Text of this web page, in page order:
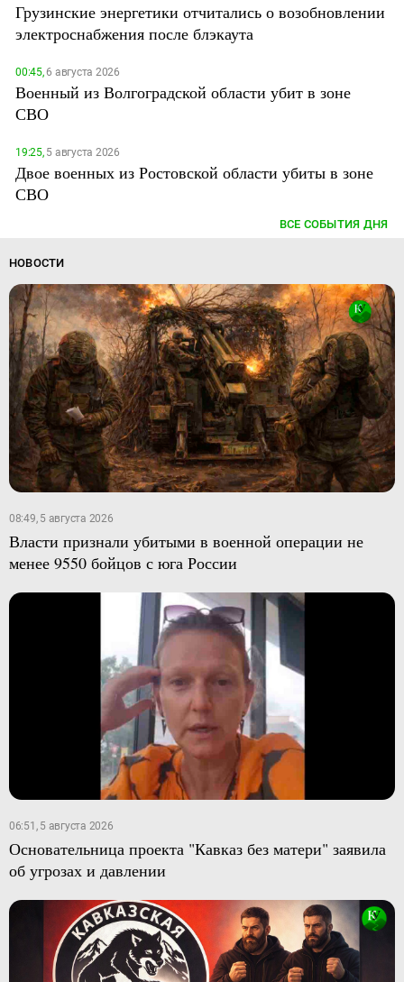
Грузинские энергетики отчитались о возобновлении
электроснабжения после блэкаута
00:45,6 августа 2026
Военный из Волгоградской области убит в зоне
СВО
19:25,5 августа 2026
Двое военных из Ростовской области убиты в зоне
СВО
ВСЕ СОБЫТИЯ ДНЯ
НОВОСТИ
08:49, 5 августа 2026
Власти признали убитыми в военной операции не
менее 9550 бойцов с юга России
06:51, 5 августа 2026
Основательница проекта "Кавказ без матери" заявила
об угрозах и давлении